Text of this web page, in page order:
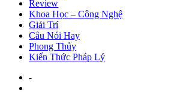
Review
Khoa Học – Công Nghệ
Giải Trí
Câu Nói Hay
Phong Thủy
Kiến Thức Pháp Lý
-